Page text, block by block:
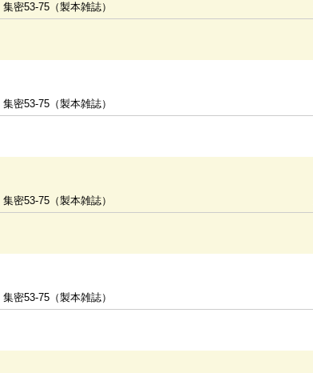
集密53-75（製本雑誌）
集密53-75（製本雑誌）
集密53-75（製本雑誌）
集密53-75（製本雑誌）